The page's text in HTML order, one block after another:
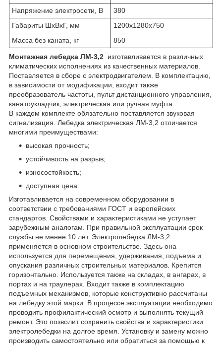
Напряжение электросети, В
380
Габариты ШхВхГ, мм
1200х1280х750
Масса без каната, кг
850
Монтажная лебедка ЛМ-3,2 изготавливается в различных
климатических исполнениях из качественных материалов.
Поставляется в сборе с электродвигателем. В комплектацию,
в зависимости от модификации, входит также
преобразователь частоты, пульт дистанционного управления,
канатоукладчик, электрическая или ручная муфта.
В каждом комплекте обязательно поставляется звуковая
сигнализация. Лебедка электрическая ЛМ-3,2 отличается
многими преимуществами:
высокая прочность;
устойчивость на разрыв;
износостойкость;
доступная цена.
Изготавливается на современном оборудовании в
соответствии с требованиями ГОСТ и европейских
стандартов. Свойствами и характеристиками не уступает
зарубежным аналогам. При правильной эксплуатации срок
службы не менее 10 лет. Электролебедка ЛМ-3,2
применяется в основном строительстве. Здесь она
используется для перемещения, удерживания, подъема и
опускания различных строительных материалов. Крепится
горизонтально. Используется также на складах, в ангарах, в
портах и на траулерах. Входит также в комплектацию
подъемных механизмов, которые конструктивно рассчитаны
на лебедку этой марки. В процессе эксплуатации необходимо
проводить профилактический осмотр и выполнять текущий
ремонт. Это позволит сохранить свойства и характеристики
электролебедки на долгое время. Установку и замену можно
производить самостоятельно или обратиться за помощью к